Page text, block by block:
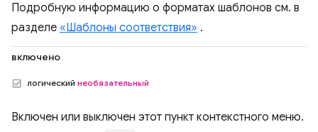
Подробную информацию о форматах шаблонов см. в
разделе «Шаблоны соответствия» .
включено
логический необязательный
Включен или выключен этот пункт контекстного меню.